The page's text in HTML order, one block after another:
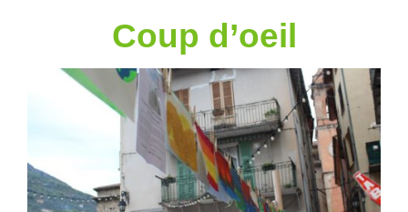
Coup d’oeil